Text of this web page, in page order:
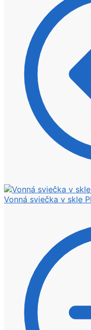
Vonná sviečka v skle